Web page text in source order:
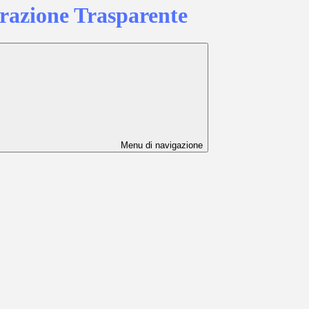
Trasparente
Menu di navigazione